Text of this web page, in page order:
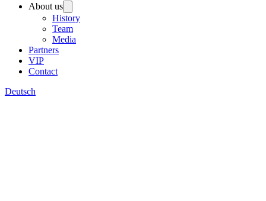
About us
History
Team
Media
Partners
VIP
Contact
Deutsch